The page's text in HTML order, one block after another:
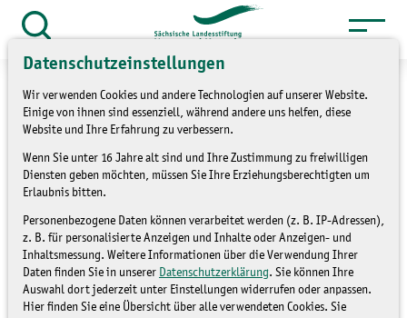
Datenschutzeinstellungen
Wir verwenden Cookies und andere Technologien auf unserer Website.
Einige von ihnen sind essenziell, während andere uns helfen, diese
Website und Ihre Erfahrung zu verbessern.
Wenn Sie unter 16 Jahre alt sind und Ihre Zustimmung zu freiwilligen
Diensten geben möchten, müssen Sie Ihre Erziehungsberechtigten um
Erlaubnis bitten.
Personenbezogene Daten können verarbeitet werden (z. B. IP-Adressen),
z. B. für personalisierte Anzeigen und Inhalte oder Anzeigen- und
Inhaltsmessung. Weitere Informationen über die Verwendung Ihrer
Daten finden Sie in unserer Datenschutzerklärung. Sie können Ihre
Auswahl dort jederzeit unter Einstellungen widerrufen oder anpassen.
Hier finden Sie eine Übersicht über alle verwendeten Cookies. Sie
Zum
Inhalt
springen
öffnen
Themen » Bildung für nachhaltige
Entwicklung
Landesstrategie BNE » Umsetzung
Landesstrategie BNE 2021_22
» Sächsischer Fachtag BNE am 21. Juni
2022